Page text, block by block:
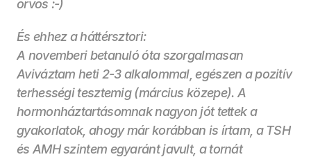
orvos :-)
És ehhez a háttérsztori:
A novemberi betanuló óta szorgalmasan
Aviváztam heti 2-3 alkalommal, egészen a pozitív
terhességi tesztemig (március közepe). A
hormonháztartásomnak nagyon jót tettek a
gyakorlatok, ahogy már korábban is írtam, a TSH
és AMH szintem egyaránt javult, a tornát